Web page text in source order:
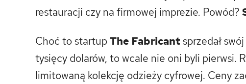
restauracji czy na firmowej imprezie. Powód?
Choć to startup The Fabricant sprzedał
tysięcy dolarów, to wcale nie oni byli pierwsi.
limitowaną kolekcję odzieży cyfrowej. Ceny